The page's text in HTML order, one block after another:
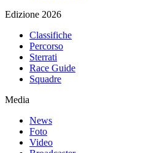
Edizione 2026
Classifiche
Percorso
Sterrati
Race Guide
Squadre
Media
News
Foto
Video